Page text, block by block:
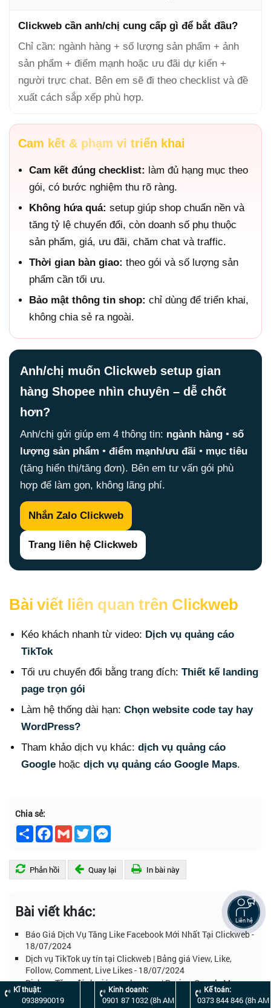
Clickweb cần anh/chị cung cấp gì để bắt đầu?
Chỉ cần: ngành hàng + số lượng sản phẩm + ảnh
sản phẩm + điểm mạnh hoặc ưu đãi dự kiến +
người trực chat. Bên em sẽ đi theo checklist và đề
xuất cách sắp xếp phù hợp.
Cam kết & phạm vi triển khai
Cam kết đúng checklist: làm đủ hạng mục theo
gói, có bước nghiệm thu rõ ràng.
Không hứa quá: setup giúp shop chuẩn nền và
tăng tỷ lệ chuyển đổi, còn doanh số phụ thuộc
sản phẩm, giá, ưu đãi, chăm chat và traffic.
Thời gian bàn giao: theo gói và số lượng sản
phẩm cần tối ưu.
Bảo mật thông tin shop: chỉ dùng để triển khai,
không chia sẻ ra ngoài.
Anh/chị muốn Clickweb setup gian
hàng Shopee nhìn chuyên – dễ chốt
hơn?
Anh/chị gửi giúp em 4 thông tin: ngành hàng • số
lượng sản phẩm • điểm mạnh/ưu đãi • mục tiêu
(tăng hiển thị/tăng đơn). Bên em tư vấn gói phù
hợp để làm gọn, không lãng phí.
Nhắn Zalo Clickweb
Trang liên hệ Clickweb
Bài viết liên quan trên Clickweb
Kéo khách nhanh từ video: Dịch vụ quảng cáo
TikTok
Tối ưu chuyển đổi bằng trang đích: Thiết kế landing
page trọn gói
Làm hệ thống dài hạn: Chọn website code tay hay
WordPress?
Tham khảo dịch vụ khác: dịch vụ quảng cáo
Google hoặc dịch vụ quảng cáo Google Maps.
Chia sẻ:
Chia
sẻ
Facebook
GmailTwitter
Phản hồi Quay lại In bài này
Bài viết khác:
Báo Giá Dịch Vụ Tăng Like Facebook Mới Nhất Tại Clickweb -
18/07/2024
Dịch vụ TikTok uy tín tại Clickweb | Bảng giá View, Like,
Follow, Comment, Live Likes - 18/07/2024
Dịch vụ Tăng đánh giá google maps | Review Google Maps uy
tín - 09/11/2024
Kĩ thuật:
0938990019
Kinh doanh:
0901 87 1032 (8h AM
Kế toán:
0373 844 846 (8h AM
Liên hệ